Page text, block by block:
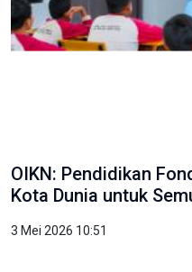
OIKN: Pendidikan
Kota Dunia untuk
3 Mei 2026 10:51